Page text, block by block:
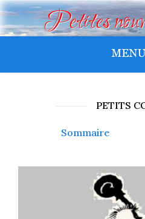
Petites
PETITS
Sommaire